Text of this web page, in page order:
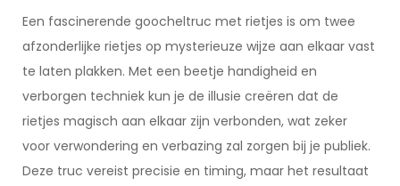
Een fascinerende goocheltruc met rietjes is om twee
afzonderlijke rietjes op mysterieuze wijze aan elkaar vast
te laten plakken. Met een beetje handigheid en
verborgen techniek kun je de illusie creëren dat de
rietjes magisch aan elkaar zijn verbonden, wat zeker
voor verwondering en verbazing zal zorgen bij je publiek.
Deze truc vereist precisie en timing, maar het resultaat